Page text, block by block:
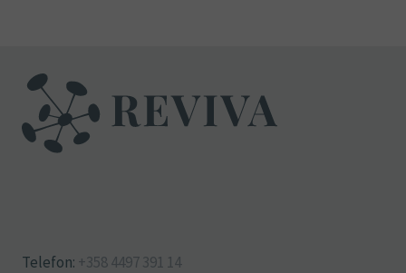
Telefon: +358 4497 391 14